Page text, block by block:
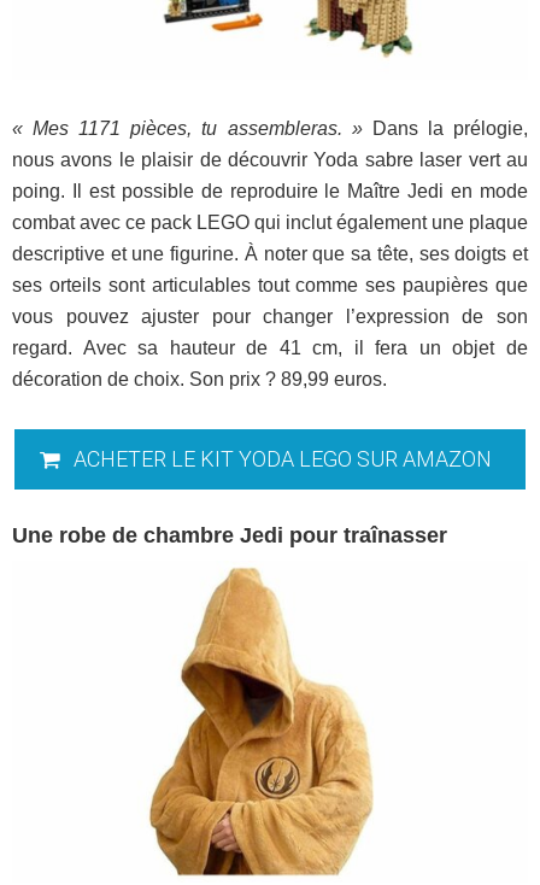
« Mes 1171 pièces, tu assembleras. » Dans la prélogie,
nous avons le plaisir de découvrir Yoda sabre laser vert au
poing. Il est possible de reproduire le Maître Jedi en mode
combat avec ce pack LEGO qui inclut également une plaque
descriptive et une figurine. À noter que sa tête, ses doigts et
ses orteils sont articulables tout comme ses paupières que
vous pouvez ajuster pour changer l’expression de son
regard. Avec sa hauteur de 41 cm, il fera un objet de
décoration de choix. Son prix ? 89,99 euros.
ACHETER LE KIT YODA LEGO SUR AMAZON
Une robe de chambre Jedi pour traînasser